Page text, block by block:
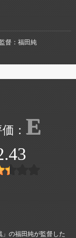
監督
福田純
E
の福田純が監督した